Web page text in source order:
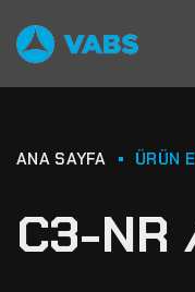
ANA SAYFA ÜRÜN
C3-